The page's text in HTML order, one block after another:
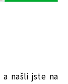
našli jste na